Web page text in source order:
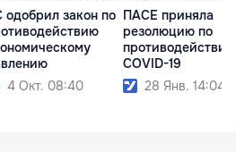
одобрил закон по
4 Окт. 08:40
ПАСЕ приняла
резолюцию по
противодействию
COVID-19
28 Янв. 14:04